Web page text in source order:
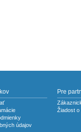
údajov
Pre
Žiadost